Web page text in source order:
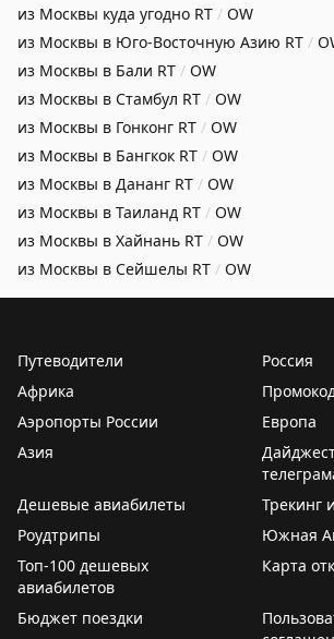
из Москвы куда угодно RT / OW
из Москвы в Юго-Восточную Азию RT /
из Москвы в Бали RT / OW
из Москвы в Стамбул RT / OW
из Москвы в Гонконг RT / OW
из Москвы в Бангкок RT / OW
из Москвы в Дананг RT / OW
из Москвы в Таиланд RT / OW
из Москвы в Хайнань RT / OW
из Москвы в Сейшелы RT / OW
Путеводители
Россия
Африка
Аэропорты России
Европа
Азия
Дешевые авиабилеты
Трекинг
Роудтрипы
Южная
Топ-100 дешевых
авиабилетов
Карта
Бюджет поездки